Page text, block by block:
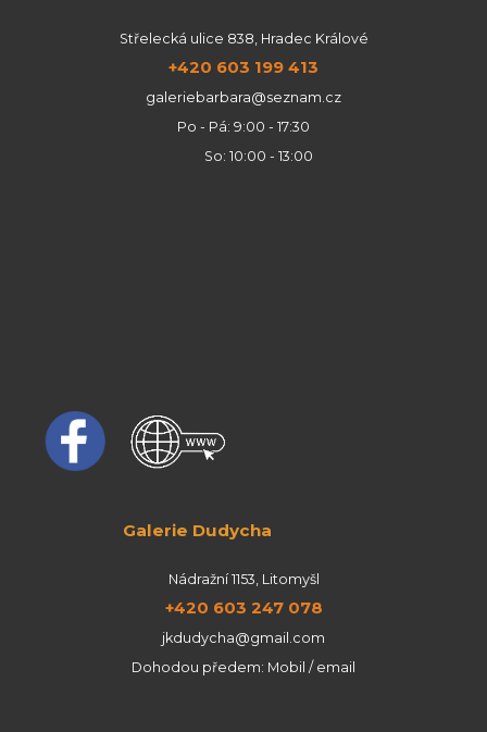
Střelecká ulice 838, Hradec Králové
+420 603 199 413
galeriebarbara@seznam.cz
Po - Pá: 9:00 - 17:30
So: 10:00 - 13:00
Galerie Dudycha
Nádražní 1153, Litomyšl
+420 603 247 078
jkdudycha@gmail.com
Dohodou předem: Mobil / email